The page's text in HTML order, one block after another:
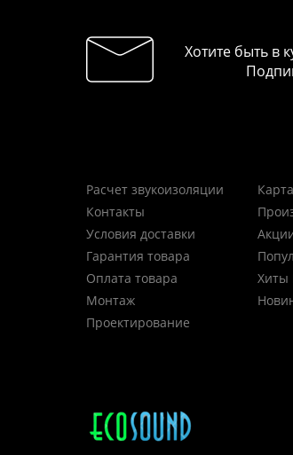
Хотите быть в
Расчет звукоизоляции
Контакты
Условия доставки
Гарантия товара
Оплата товара
Монтаж
Проектирование
Хиты